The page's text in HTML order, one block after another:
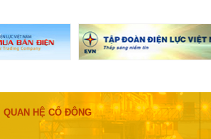
QUAN HỆ CỔ ĐÔNG